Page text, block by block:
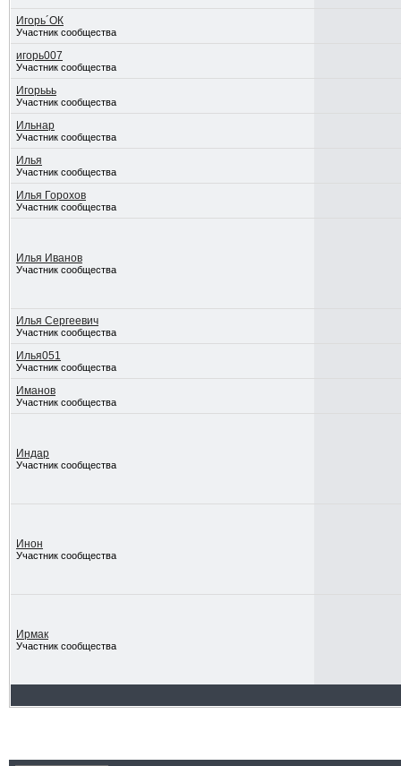
Игорь´ОК
Участник сообщества
игорь007
Участник сообщества
Игорььь
Участник сообщества
Ильнар
Участник сообщества
Илья
Участник сообщества
Илья Горохов
Участник сообщества
Илья Иванов
Участник сообщества
Илья Сергеевич
Участник сообщества
Илья051
Участник сообщества
Иманов
Участник сообщества
Индар
Участник сообщества
Инон
Участник сообщества
Ирмак
Участник сообщества